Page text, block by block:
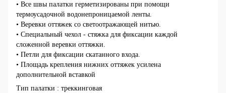
• Все швы палатки герметизированы при помощи
термоусадочной водонепроницаемой ленты.
• Веревки оттяжек со светоотражающей нитью.
• Специальный чехол - стяжка для фиксации каждой
сложенной веревки оттяжки.
• Петли для фиксации скатанного входа.
• Площадь крепления нижних оттяжек усилена
дополнительной вставкой
Тип палатки : треккинговая